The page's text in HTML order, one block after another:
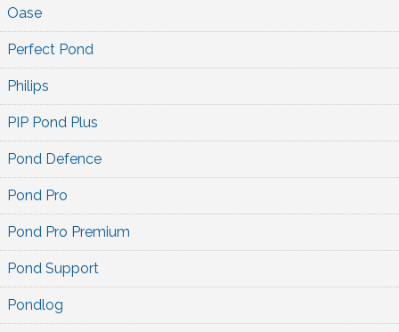
Oase
Perfect Pond
Philips
PIP Pond Plus
Pond Defence
Pond Pro
Pond Pro Premium
Pond Support
Pondlog